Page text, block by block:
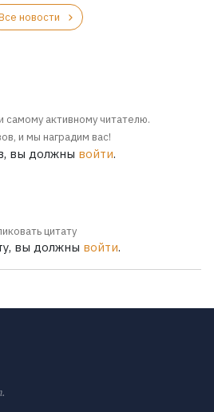
новости
самому активному читателю.
и мы наградим вас!
вы должны войти.
цитату
вы должны войти.